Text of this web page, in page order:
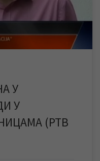
пиће је решен, односно
У
У
(РТВ